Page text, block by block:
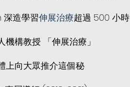
深造學習伸展治療超過 500 小時
機構教授 「伸展治療」
上向大眾推介這個秘